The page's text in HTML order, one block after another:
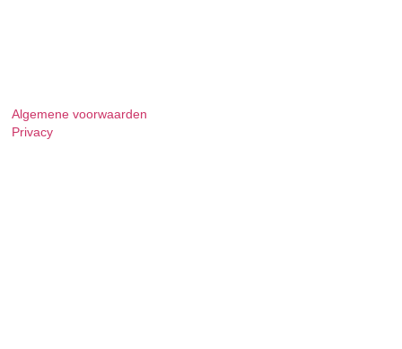
Algemene voorwaarden
Privacy